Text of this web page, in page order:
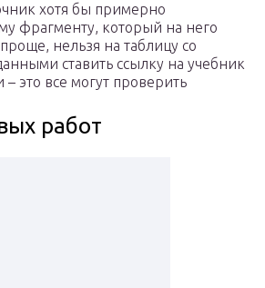
хотя бы примерно
фрагменту, который на него
нельзя на таблицу со
ставить ссылку на учебник
– это все могут проверить
работ